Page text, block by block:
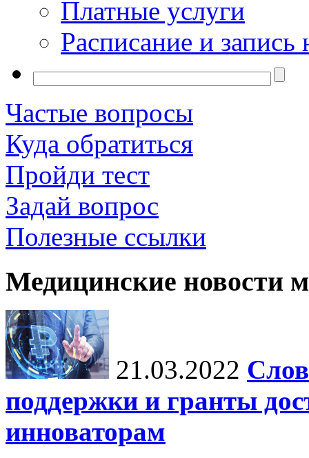
Платные услуги
Расписание и запись
Частые вопросы
Куда обратиться
Пройди тест
Задай вопрос
Полезные ссылки
Медицинские новости
21.03.2022
поддержки и гранты
инноваторам